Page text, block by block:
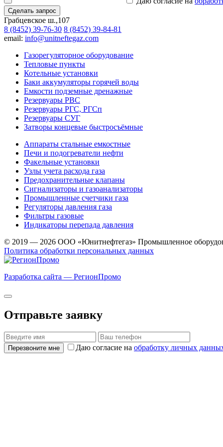
Сделать запрос
Грабцевское ш.,107
8 (8452) 39-76-30 8 (8452) 39-84-81
email: info@unitneftegaz.com
Газорегуляторное оборудование
Тепловые пункты
Котельные установки
Баки аккумуляторы горячей воды
Емкости подземные дренажные
Резервуары РВС
Резервуары РГС, РГСп
Резервуары СУГ
Затворы концевые быстросъёмные
Аппараты стальные емкостные
Печи и подогреватели нефти
Факельные установки
Узлы учета расхода газа
Предохранительные клапаны
Сигнализаторы и газоанализаторы
Промышленные счетчики газа
Регуляторы давления газа
Фильтры газовые
Индикаторы перепада давления
© 2019 — 2026 ООО «Юнитнефтегаз» Промышленное
Политика обработки персональных данных
Разработка сайта — РегионПромо
Отправьте заявку
Перезвоните мне Даю согласие на обработку личных